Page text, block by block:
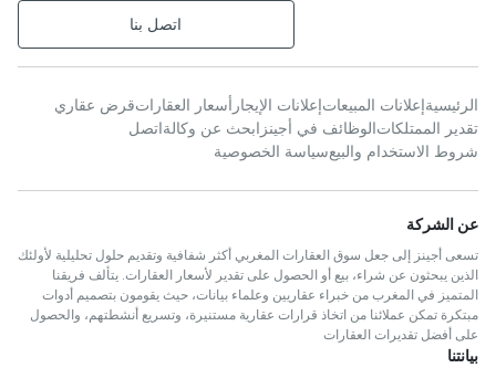
اتصل بنا
الرئيسيةإعلانات المبيعاتإعلانات الإيجار أسعار العقاراتقرض عقاري
تقدير الممتلكاتالوظائف في أجينز ابحث عن وكالةاتصل
شروط الاستخدام والبيعسياسة الخصوصية
عن الشركة
تسعى أجينز إلى جعل سوق العقارات المغربي أكثر شفافية وتقديم حلول تحليلية لأولئك
الذين يبحثون عن شراء، بيع أو الحصول على تقدير لأسعار العقارات. يتألف فريقنا
المتميز في المغرب من خبراء عقاريين وعلماء بيانات، حيث يقومون بتصميم أدوات
مبتكرة تمكن عملائنا من اتخاذ قرارات عقارية مستنيرة، وتسريع أنشطتهم، والحصول
على أفضل تقديرات العقارات
بيانتنا